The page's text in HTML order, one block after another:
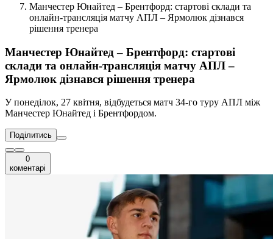
Манчестер Юнайтед – Брентфорд: стартові склади та
онлайн-трансляція матчу АПЛ – Ярмолюк дізнався
рішення тренера
Манчестер Юнайтед – Брентфорд: стартові
склади та онлайн-трансляція матчу АПЛ –
Ярмолюк дізнався рішення тренера
У понеділок, 27 квітня, відбудеться матч 34-го туру АПЛ між
Манчестер Юнайтед і Брентфордом.
Поділитись
0
коментарі